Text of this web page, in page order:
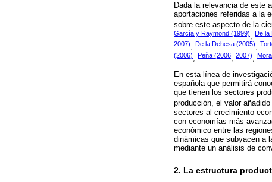
Dada la relevancia de este
aportaciones referidas a la
sobre este aspecto de la
García y Raymond (1999), De la
2007), De la Dehesa (2005),
(2006), Peña (2006, 2007),
En esta línea de
española que permitirá
que tienen los sectores
producción, el valor
sectores al crecimiento
con economías más
económico entre las
dinámicas que subyacen a
mediante un análisis de
2. La estructura